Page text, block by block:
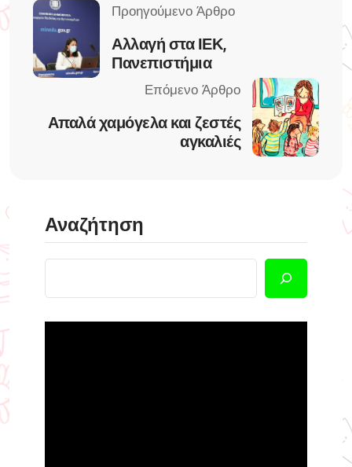
Αλλαγή στα ΙΕΚ,
Πανεπιστήμια
Απαλά χαμόγελα και ζεστές
αγκαλιές
Αναζήτηση